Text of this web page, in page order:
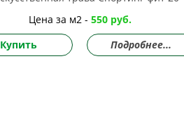
Цена за м2 - 550 руб.
Купить
Подробнее...